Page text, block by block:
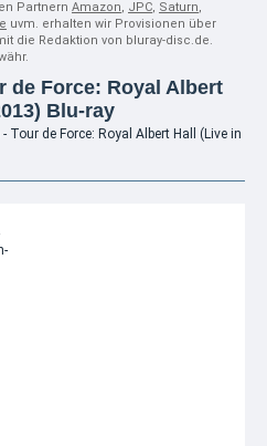
Partnern Amazon, JPC, Saturn,
uvm. erhalten wir Provisionen über
die Redaktion von bluray-disc.de.
de Force: Royal Albert
Blu-ray
de Force: Royal Albert Hall (Live in